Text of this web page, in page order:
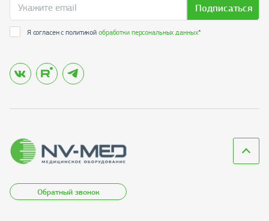
Подписаться
Я согласен с политикойобработки персональных данных*
Обратный звонок